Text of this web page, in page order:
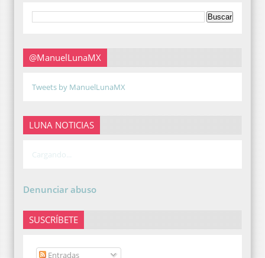
@ManuelLunaMX
Tweets by ManuelLunaMX
LUNA NOTICIAS
Cargando...
Denunciar abuso
SUSCRÍBETE
Entradas